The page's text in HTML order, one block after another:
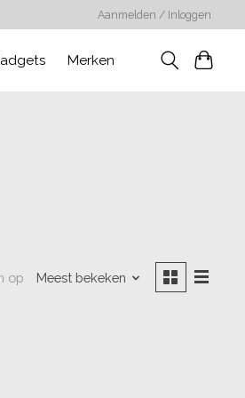
Aanmelden / Inloggen
Merken
op Meest bekeken